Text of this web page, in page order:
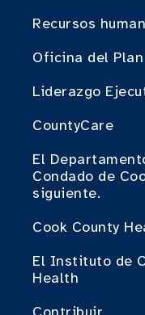
Recursos
Oficina del
Liderazgo
CountyCare
El
Condado de
siguiente.
Cook County
El Instituto de
Health